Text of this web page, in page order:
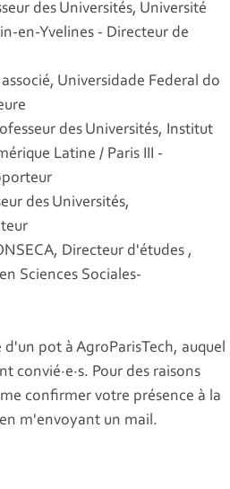
des Universités, Université
en-Yvelines - Directeur de
Universidade Federal do
des Universités, Institut
Latine / Paris III -
des Universités,
Directeur d'études ,
Sciences Sociales-
d'un pot à AgroParisTech, auquel
convié·e·s. Pour des raisons
confirmer votre présence à la
m'envoyant un mail.